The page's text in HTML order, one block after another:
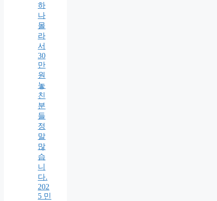
하
나
몰
라
서
30
만
원
놓
친
분
들
정
말
많
습
니
다.
202
5 민